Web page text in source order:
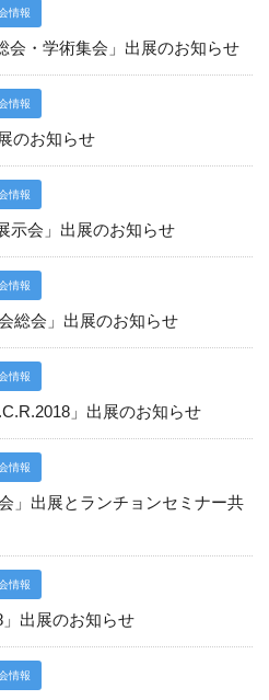
情報
会・学術集会」出展のお知らせ
情報
のお知らせ
情報
示会」出展のお知らせ
情報
総会」出展のお知らせ
情報
」出展のお知らせ
情報
」出展とランチョンセミナー共
情報
」出展のお知らせ
情報
8956
: 10時〜16時 月〜金
ス感染症対策として、
部短縮しております。
8951
: 9時〜17時 月〜金
日を除く